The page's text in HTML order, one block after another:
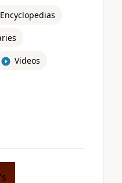
Encyclopedias
Videos